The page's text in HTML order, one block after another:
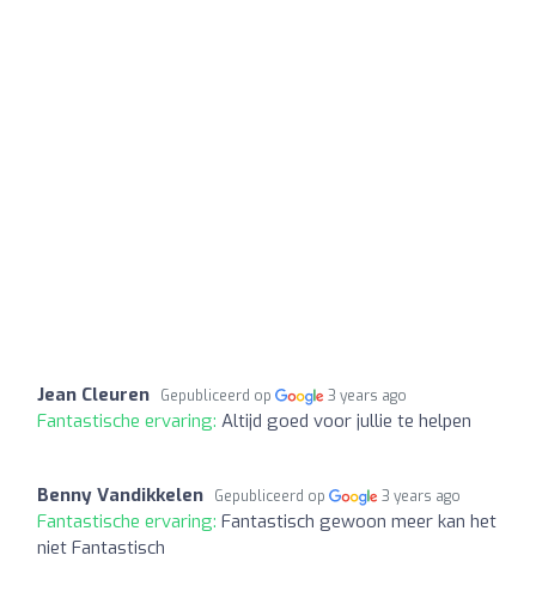
Jean Cleuren Gepubliceerd op 3 years ago
Fantastische ervaring: Altijd goed voor jullie te helpen
Benny Vandikkelen Gepubliceerd op 3 years ago
Fantastische ervaring: Fantastisch gewoon meer kan het
niet Fantastisch